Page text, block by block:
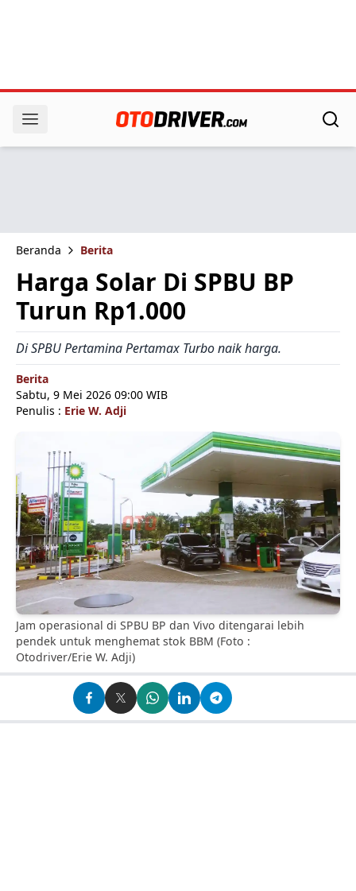
Beranda Berita
Harga Solar Di SPBU BP
Turun Rp1.000
Di SPBU Pertamina Pertamax Turbo naik harga.
Berita
Sabtu, 9 Mei 2026 09:00 WIB
Penulis : Erie W. Adji
Jam operasional di SPBU BP dan Vivo ditengarai lebih
pendek untuk menghemat stok BBM (Foto :
Otodriver/Erie W. Adji)